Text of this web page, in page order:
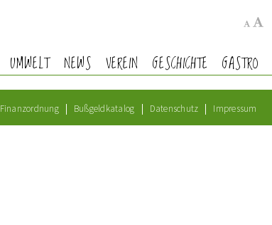
UMWELT NEWS VEREIN GESCHICHTE GASTRO
Finanzordnung Bußgeldkatalog Datenschutz Impressum